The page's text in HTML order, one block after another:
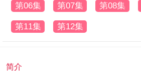
第06集 第07集 第08集
第11集 第12集
简介